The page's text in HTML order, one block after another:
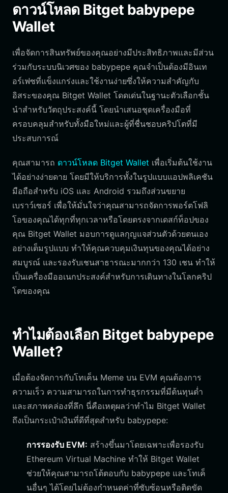
ดาวน์โหลด Bitget babypepe
Wallet
เพื่อจัดการสินทรัพย์ของคุณอย่างมีประสิทธิภาพและมีส่วน
ร่วมกับระบบนิเวศของ babypepe คุณจำเป็นต้องมีอินเท
อร์เฟซที่แข็งแกร่งและใช้งานง่ายซึ่งให้ความสำคัญกับ
อิสระของคุณ Bitget Wallet โดดเด่นในฐานะตัวเลือกชั้น
นำสำหรับวัตถุประสงค์นี้ โดยนำเสนอชุดเครื่องมือที่
ครอบคลุมสำหรับทั้งมือใหม่และผู้ที่ชื่นชอบคริปโตที่มี
ประสบการณ์
คุณสามารถ ดาวน์โหลด Bitget Wallet เพื่อเริ่มต้นใช้งาน
ได้อย่างง่ายดาย โดยมีให้บริการทั้งในรูปแบบแอปพลิเคชัน
มือถือสำหรับ iOS และ Android รวมถึงส่วนขยาย
เบราว์เซอร์ เพื่อให้มั่นใจว่าคุณสามารถจัดการพอร์ตโฟลิ
โอของคุณได้ทุกที่ทุกเวลาหรือโดยตรงจากเดสก์ท็อปของ
คุณ Bitget Wallet มอบการดูแลกุญแจส่วนตัวด้วยตนเอง
อย่างเต็มรูปแบบ ทำให้คุณควบคุมเงินทุนของคุณได้อย่าง
สมบูรณ์ และรองรับเชนสาธารณะมากกว่า 130 เชน ทำให้
เป็นเครื่องมืออเนกประสงค์สำหรับการเดินทางในโลกคริป
โตของคุณ
ทำไมต้องเลือก Bitget babypepe
Wallet?
เมื่อต้องจัดการกับโทเค็น Meme บน EVM คุณต้องการ
ความเร็ว ความสามารถในการทำธุรกรรมที่มีต้นทุนต่ำ
และสภาพคล่องที่ลึก นี่คือเหตุผลว่าทำไม Bitget Wallet
ถึงเป็นกระเป๋าเงินที่ดีที่สุดสำหรับ babypepe:
การรองรับ EVM: สร้างขึ้นมาโดยเฉพาะเพื่อรองรับ
Ethereum Virtual Machine ทำให้ Bitget Wallet
ช่วยให้คุณสามารถโต้ตอบกับ babypepe และโทเค็
นอื่นๆ ได้โดยไม่ต้องกำหนดค่าที่ซับซ้อนหรือติดขัด